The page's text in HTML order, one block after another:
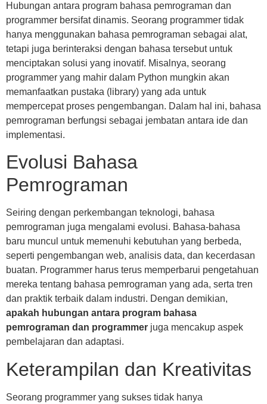
Hubungan antara program bahasa pemrograman dan
programmer bersifat dinamis. Seorang programmer tidak
hanya menggunakan bahasa pemrograman sebagai alat,
tetapi juga berinteraksi dengan bahasa tersebut untuk
menciptakan solusi yang inovatif. Misalnya, seorang
programmer yang mahir dalam Python mungkin akan
memanfaatkan pustaka (library) yang ada untuk
mempercepat proses pengembangan. Dalam hal ini, bahasa
pemrograman berfungsi sebagai jembatan antara ide dan
implementasi.
Evolusi Bahasa
Pemrograman
Seiring dengan perkembangan teknologi, bahasa
pemrograman juga mengalami evolusi. Bahasa-bahasa
baru muncul untuk memenuhi kebutuhan yang berbeda,
seperti pengembangan web, analisis data, dan kecerdasan
buatan. Programmer harus terus memperbarui pengetahuan
mereka tentang bahasa pemrograman yang ada, serta tren
dan praktik terbaik dalam industri. Dengan demikian,
apakah hubungan antara program bahasa
pemrograman dan programmer juga mencakup aspek
pembelajaran dan adaptasi.
Keterampilan dan Kreativitas
Seorang programmer yang sukses tidak hanya